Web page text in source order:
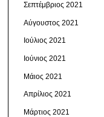
Σεπτέμβριος 2021
Αύγουστος 2021
Ιούλιος 2021
Ιούνιος 2021
Μάιος 2021
Απρίλιος 2021
Μάρτιος 2021